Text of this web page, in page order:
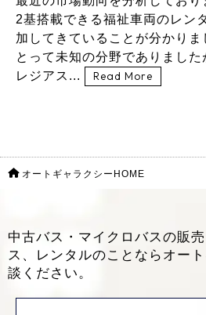
2基搭載できる福祉車両のレン
加してきていることが分かり
とって未知の分野でありまし
レジアス...
Read More
オートギャラクシーHOME
中古バス・マイクロバスの販
ス、レンタルのことなら オー
談ください。